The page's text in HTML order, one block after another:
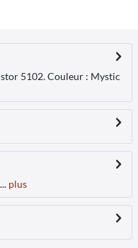
5102. Couleur : Mystic
plus